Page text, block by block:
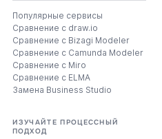
Популярные сервисы
Сравнение с draw.io
Сравнение с Bizagi Modeler
Сравнение с Camunda Modeler
Сравнение с Miro
Сравнение с ELMA
Замена Business Studio
ИЗУЧАЙТЕ ПРОЦЕССНЫЙ
ПОДХОД